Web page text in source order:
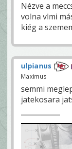
Nézve a
volna vlmi
kiég a
ulpianus
Maximus
semmi
jatekosara